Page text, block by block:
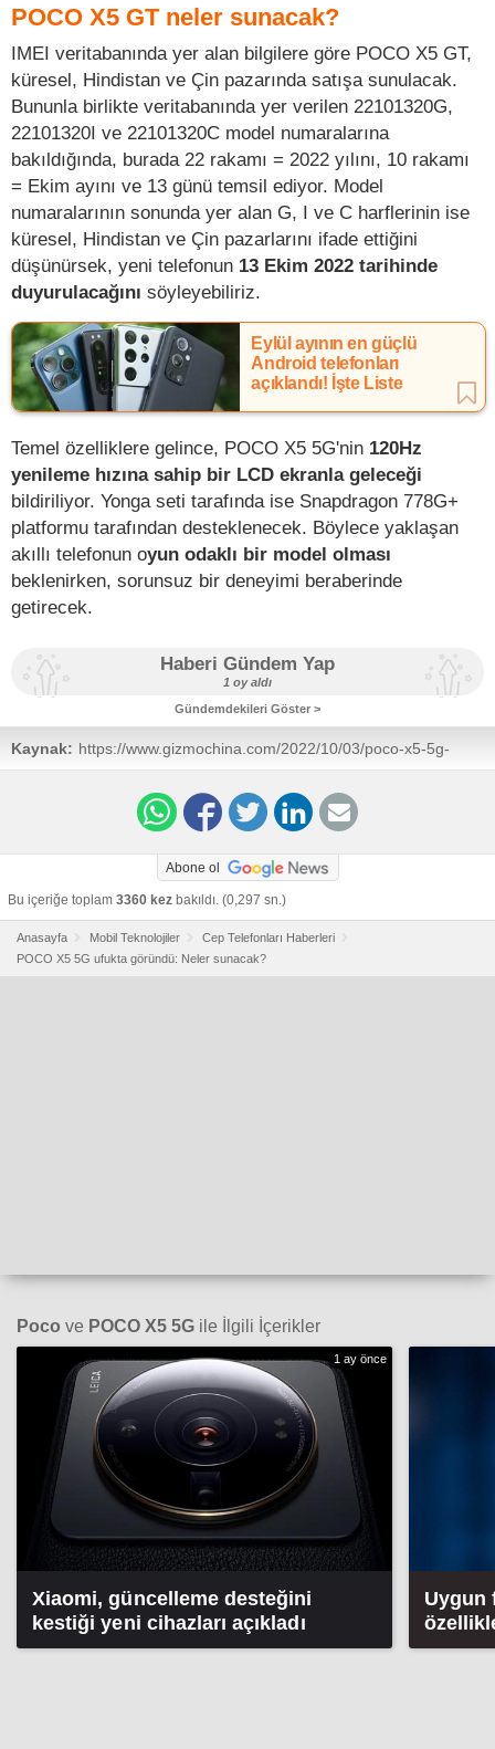
POCO X5 GT neler sunacak?
IMEI veritabanında yer alan bilgilere göre POCO X5 GT,
küresel, Hindistan ve Çin pazarında satışa sunulacak.
Bununla birlikte veritabanında yer verilen 22101320G,
22101320I ve 22101320C model numaralarına
bakıldığında, burada 22 rakamı = 2022 yılını, 10 rakamı
= Ekim ayını ve 13 günü temsil ediyor. Model
numaralarının sonunda yer alan G, I ve C harflerinin ise
küresel, Hindistan ve Çin pazarlarını ifade ettiğini
düşünürsek, yeni telefonun 13 Ekim 2022 tarihinde
duyurulacağını söyleyebiliriz.
Eylül ayının en güçlü
Android telefonları
açıklandı! İşte Liste
Temel özelliklere gelince, POCO X5 5G'nin 120Hz
yenileme hızına sahip bir LCD ekranla geleceği
bildiriliyor. Yonga seti tarafında ise Snapdragon 778G+
platformu tarafından desteklenecek. Böylece yaklaşan
akıllı telefonun oyun odaklı bir model olması
beklenirken, sorunsuz bir deneyimi beraberinde
getirecek.
Haberi Gündem Yap
1 oy aldı
Gündemdekileri Göster >
Kaynak: https://www.gizmochina.com/2022/10/03/poco-x5-5g-
spotted-on-imei-database-key-specs-launch-timeline-
Abone ol
Bu içeriğe toplam 3360 kez bakıldı. (0,297 sn.)
Anasayfa Mobil Teknolojiler
Cep Telefonları Haberleri
POCO X5 5G ufukta göründü: Neler sunacak?
Poco ve POCO X5 5G ile İlgili İçerikler
1 ay önce
Xiaomi, güncelleme desteğini
kestiği yeni cihazları açıkladı
Uygun
şarj